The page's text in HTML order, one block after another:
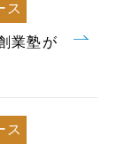
ス
業塾が
ス